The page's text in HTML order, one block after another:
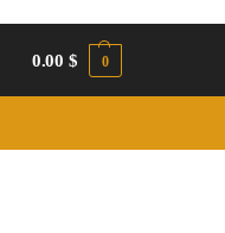
0.00$ 0